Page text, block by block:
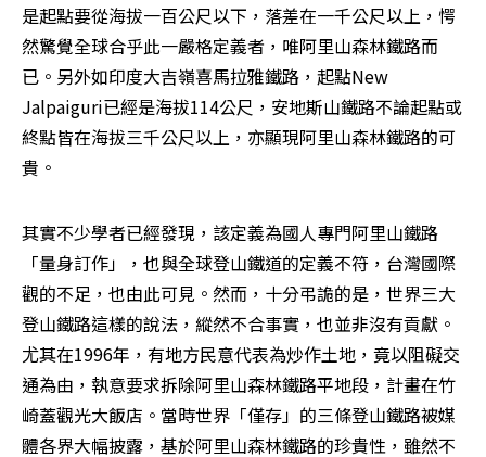
是起點要從海拔一百公尺以下，落差在一千公尺以上，愕
然驚覺全球合乎此一嚴格定義者，唯阿里山森林鐵路而
已。另外如印度大吉嶺喜馬拉雅鐵路，起點New
Jalpaiguri已經是海拔114公尺，安地斯山鐵路不論起點或
終點皆在海拔三千公尺以上，亦顯現阿里山森林鐵路的可
貴。
其實不少學者已經發現，該定義為國人專門阿里山鐵路
「量身訂作」，也與全球登山鐵道的定義不符，台灣國際
觀的不足，也由此可見。然而，十分弔詭的是，世界三大
登山鐵路這樣的說法，縱然不合事實，也並非沒有貢獻。
尤其在1996年，有地方民意代表為炒作土地，竟以阻礙交
通為由，執意要求拆除阿里山森林鐵路平地段，計畫在竹
崎蓋觀光大飯店。當時世界「僅存」的三條登山鐵路被媒
體各界大幅披露，基於阿里山森林鐵路的珍貴性，雖然不